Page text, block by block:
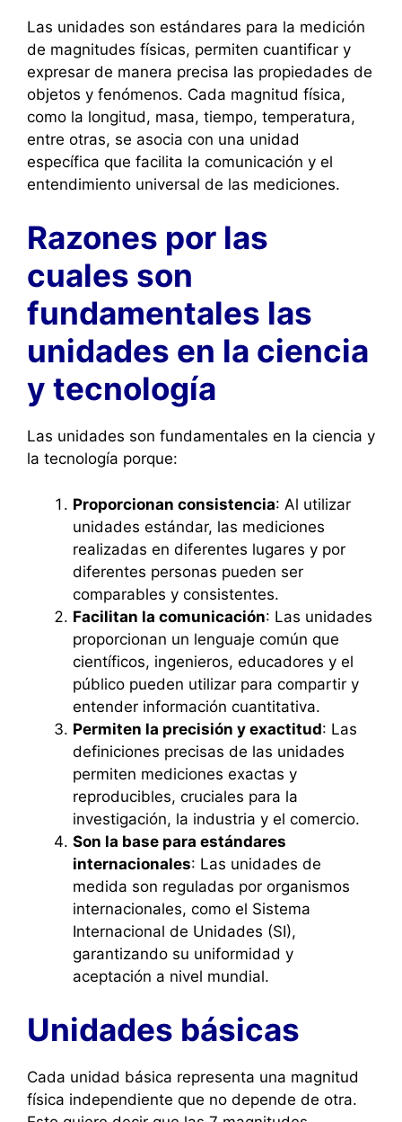
Las unidades son estándares para la medición
de magnitudes físicas, permiten cuantificar y
expresar de manera precisa las propiedades de
objetos y fenómenos. Cada magnitud física,
como la longitud, masa, tiempo, temperatura,
entre otras, se asocia con una unidad
específica que facilita la comunicación y el
entendimiento universal de las mediciones.
Razones por las
cuales son
fundamentales las
unidades en la ciencia
y tecnología
Las unidades son fundamentales en la ciencia y
la tecnología porque:
Proporcionan consistencia: Al utilizar
unidades estándar, las mediciones
realizadas en diferentes lugares y por
diferentes personas pueden ser
comparables y consistentes.
Facilitan la comunicación: Las unidades
proporcionan un lenguaje común que
científicos, ingenieros, educadores y el
público pueden utilizar para compartir y
entender información cuantitativa.
Permiten la precisión y exactitud: Las
definiciones precisas de las unidades
permiten mediciones exactas y
reproducibles, cruciales para la
investigación, la industria y el comercio.
Son la base para estándares
internacionales: Las unidades de
medida son reguladas por organismos
internacionales, como el Sistema
Internacional de Unidades (SI),
garantizando su uniformidad y
aceptación a nivel mundial.
Unidades básicas
Cada unidad básica representa una magnitud
física independiente que no depende de otra.